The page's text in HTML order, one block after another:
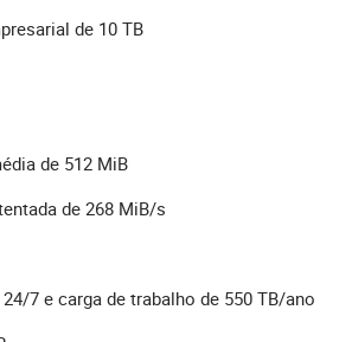
de 10 TB
de 512 MiB
de 268 MiB/s
7 e carga de trabalho de 550 TB/ano